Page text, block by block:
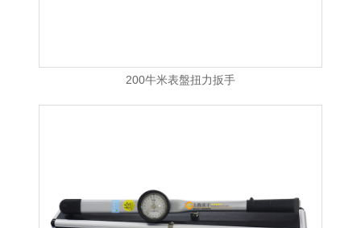
200牛米表盤扭力扳手